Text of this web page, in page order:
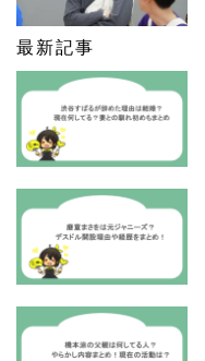
最新記事